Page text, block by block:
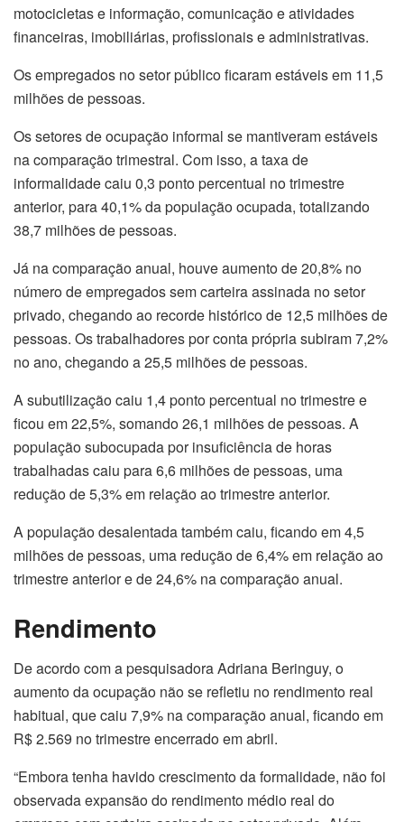
motocicletas e informação, comunicação e atividades
financeiras, imobiliárias, profissionais e administrativas.
Os empregados no setor público ficaram estáveis em 11,5
milhões de pessoas.
Os setores de ocupação informal se mantiveram estáveis
na comparação trimestral. Com isso, a taxa de
informalidade caiu 0,3 ponto percentual no trimestre
anterior, para 40,1% da população ocupada, totalizando
38,7 milhões de pessoas.
Já na comparação anual, houve aumento de 20,8% no
número de empregados sem carteira assinada no setor
privado, chegando ao recorde histórico de 12,5 milhões de
pessoas. Os trabalhadores por conta própria subiram 7,2%
no ano, chegando a 25,5 milhões de pessoas.
A subutilização caiu 1,4 ponto percentual no trimestre e
ficou em 22,5%, somando 26,1 milhões de pessoas. A
população subocupada por insuficiência de horas
trabalhadas caiu para 6,6 milhões de pessoas, uma
redução de 5,3% em relação ao trimestre anterior.
A população desalentada também caiu, ficando em 4,5
milhões de pessoas, uma redução de 6,4% em relação ao
trimestre anterior e de 24,6% na comparação anual.
Rendimento
De acordo com a pesquisadora Adriana Beringuy, o
aumento da ocupação não se refletiu no rendimento real
habitual, que caiu 7,9% na comparação anual, ficando em
R$ 2.569 no trimestre encerrado em abril.
“Embora tenha havido crescimento da formalidade, não foi
observada expansão do rendimento médio real do